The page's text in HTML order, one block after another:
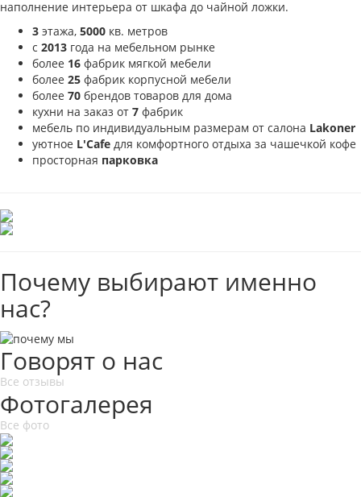
наполнение интерьера от шкафа до чайной ложки.
3 этажа, 5000 кв. метров
с 2013 года на мебельном рынке
более 16 фабрик мягкой мебели
более 25 фабрик корпусной мебели
более 70 брендов товаров для дома
кухни на заказ от 7 фабрик
мебель по индивидуальным размерам от салона Lakoner
уютное L'Cafe для комфортного отдыха за чашечкой кофе
просторная парковка
Почему выбирают именно
нас?
Говорят о нас
Все отзывы
Фотогалерея
Все фото